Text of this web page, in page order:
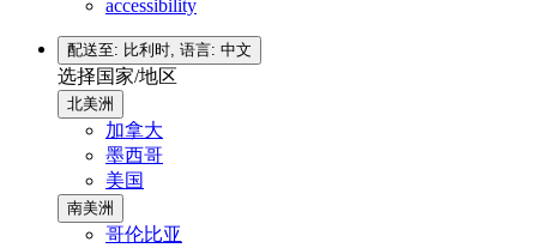
accessibility
配送至: 比利时, 语言: 中文
选择国家/地区
北美洲
加拿大
墨西哥
美国
南美洲
哥伦比亚